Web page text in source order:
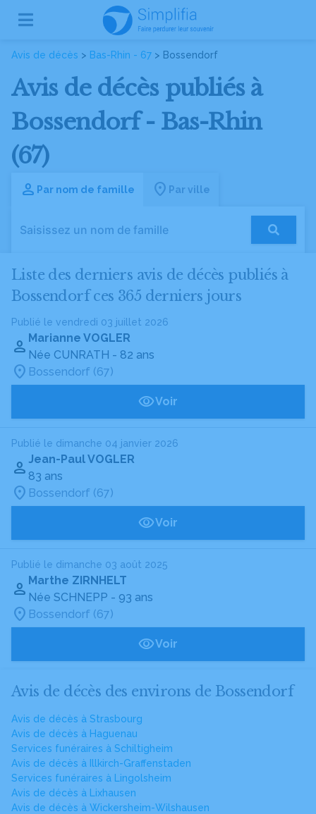
Avis de décès > Bas-Rhin - 67 > Bossendorf
Avis de décès publiés à
Bossendorf - Bas-Rhin
(67)
Par nom de famille Par ville
Liste des derniers avis de décès publiés à
Bossendorf ces 365 derniers jours
Publié le vendredi 03 juillet 2026
Marianne VOGLER
Née CUNRATH - 82 ans
Bossendorf (67)
Voir
Publié le dimanche 04 janvier 2026
Jean-Paul VOGLER
83 ans
Bossendorf (67)
Voir
Publié le dimanche 03 août 2025
Marthe ZIRNHELT
Née SCHNEPP - 93 ans
Bossendorf (67)
Voir
Avis de décès des environs de Bossendorf
Avis de décès à Strasbourg
Avis de décès à Haguenau
Services funéraires à Schiltigheim
Avis de décès à Illkirch-Graffenstaden
Services funéraires à Lingolsheim
Avis de décès à Lixhausen
Avis de décès à Wickersheim-Wilshausen